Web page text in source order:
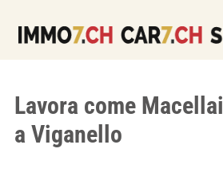
Lavora come
a Viganello